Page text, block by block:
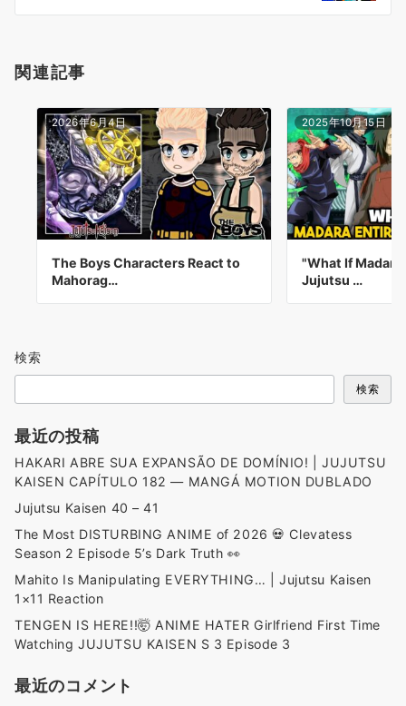
ン
関連記事
2026年6月4日
The Boys Characters React to
Mahorag…
2025年10月15日
"What If
Jujutsu …
検索
検索
最近の投稿
HAKARI ABRE SUA EXPANSÃO DE DOMÍNIO! | JUJUTSU
KAISEN CAPÍTULO 182 — MANGÁ MOTION DUBLADO
Jujutsu Kaisen 40 – 41
The Most DISTURBING ANIME of 2026 💀 Clevatess
Season 2 Episode 5’s Dark Truth 👀
Mahito Is Manipulating EVERYTHING… | Jujutsu Kaisen
1×11 Reaction
TENGEN IS HERE!!🤯 ANIME HATER Girlfriend First Time
Watching JUJUTSU KAISEN S 3 Episode 3
最近のコメント